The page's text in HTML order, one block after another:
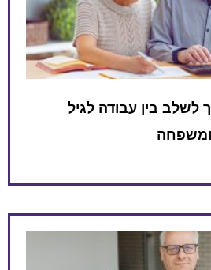
לשלב בין עבודה לגיל
ומשפחה